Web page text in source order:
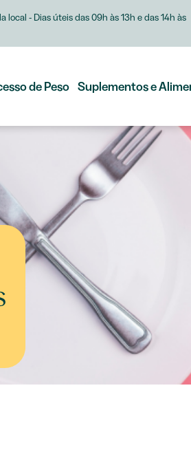
local - Dias úteis das 09h às 13h e das 14h às
de Peso Suplementos e